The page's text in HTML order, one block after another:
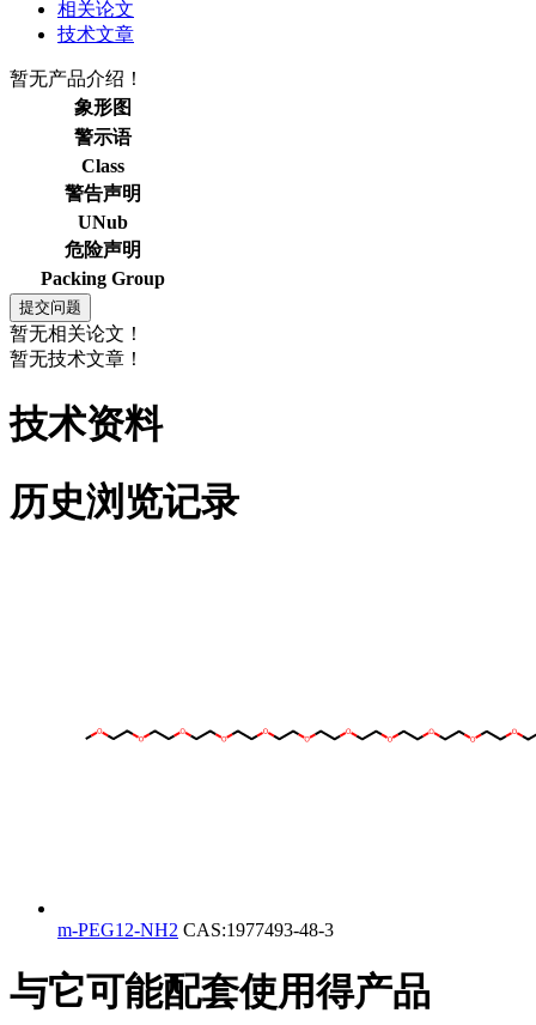
相关论文
技术文章
暂无产品介绍！
象形图
警示语
Class
警告声明
UNub
危险声明
Packing Group
暂无相关论文！
暂无技术文章！
技术资料
历史浏览记录
m-PEG12-NH2 CAS:1977493-48-3
与它可能配套使用得产品